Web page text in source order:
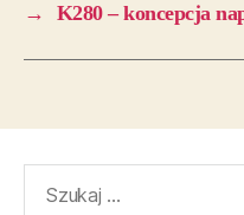
→
K280 – koncepcja